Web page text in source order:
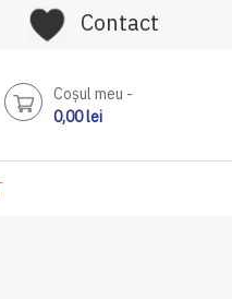
Contact
Coşul meu
0,00 lei